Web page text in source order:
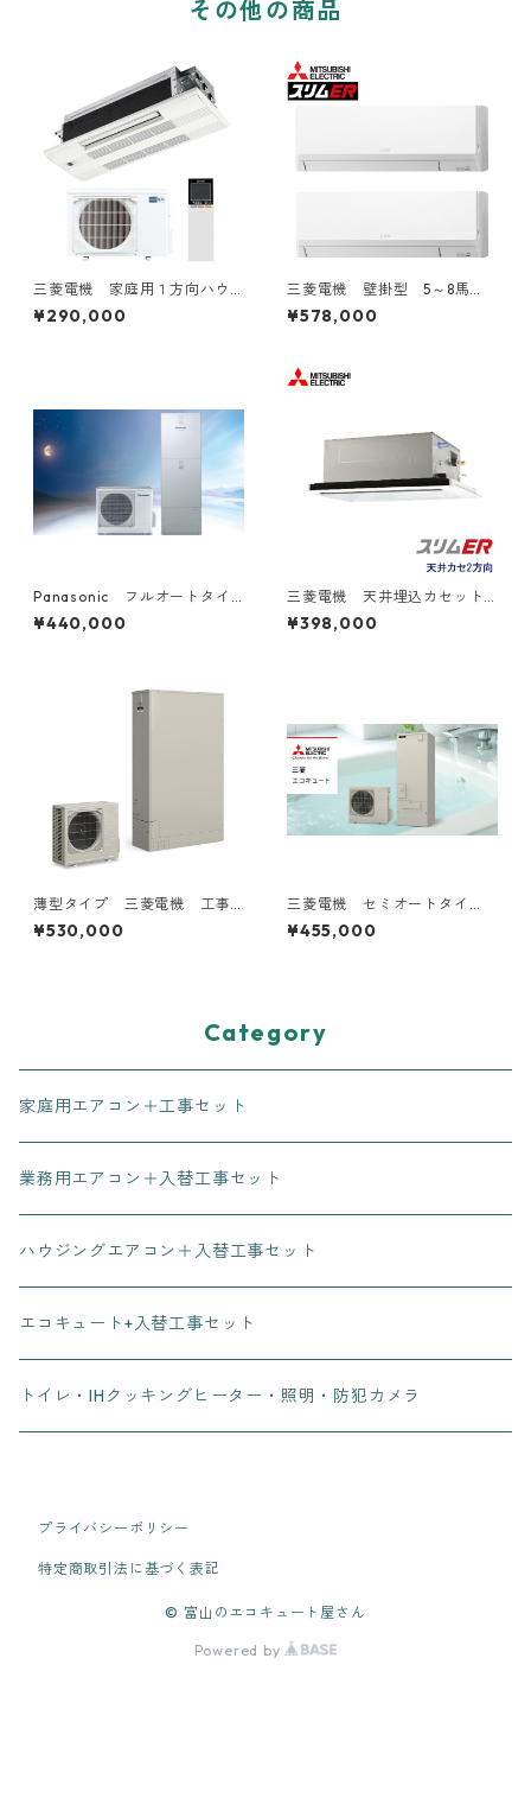
その他の商品
三菱電機 家庭用１方向ハウ
ジングエアコン 6～20畳用
¥290,000
三菱電機 壁掛型 5～8馬
力 ツイン２対１トリプル３
対１
¥578,000
Panasonic フルオートタイ
プ 工事費込み 補助金対象
機種
¥440,000
三菱電機 天井埋込カセット
型2方向 2～6馬力
¥398,000
薄型タイプ 三菱電機 工事
費込み 補助金対象機種
¥530,000
三菱電機 セミオートタイ
プ 工事費込み 補助金対象
機種
¥455,000
Category
家庭用エアコン＋工事セット
業務用エアコン＋入替工事セット
ハウジングエアコン＋入替工事セット
エコキュート+入替工事セット
トイレ・IHクッキングヒーター・照明・防犯カメラ
プライバシーポリシー
特定商取引法に基づく表記
© 富山のエコキュート屋さん
Powered by